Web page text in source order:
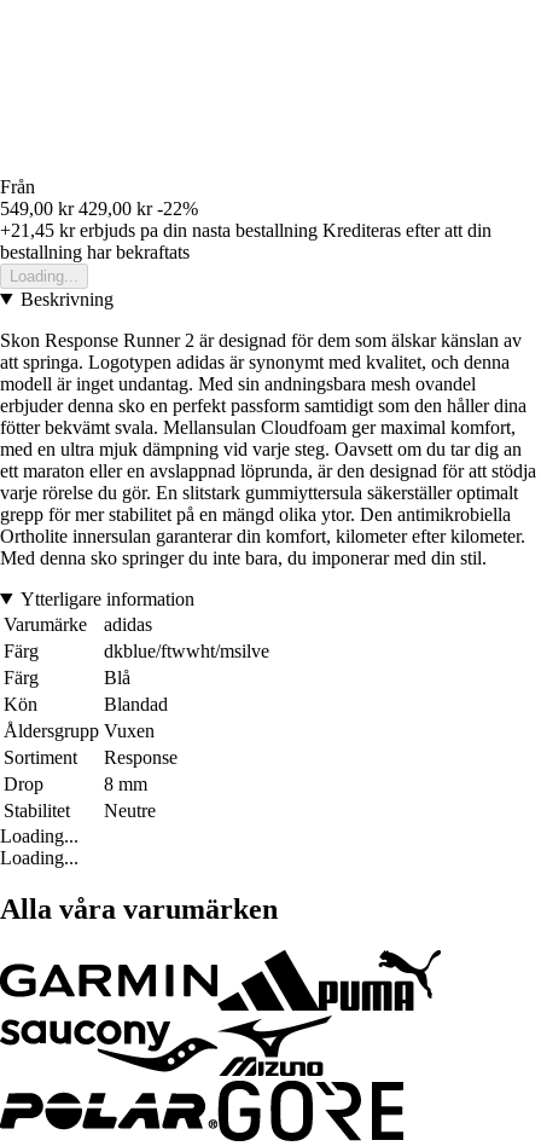
Från
549,00 kr 429,00 kr -22%
+21,45 krerbjuds pa din nasta bestallning Krediteras efter att din
bestallning har bekraftats
Loading...
Beskrivning
Skon Response Runner 2 är designad för dem som älskar känslan av
att springa. Logotypen adidas är synonymt med kvalitet, och denna
modell är inget undantag. Med sin andningsbara mesh ovandel
erbjuder denna sko en perfekt passform samtidigt som den håller dina
fötter bekvämt svala. Mellansulan Cloudfoam ger maximal komfort,
med en ultra mjuk dämpning vid varje steg. Oavsett om du tar dig an
ett maraton eller en avslappnad löprunda, är den designad för att stödja
varje rörelse du gör. En slitstark gummiyttersula säkerställer optimalt
grepp för mer stabilitet på en mängd olika ytor. Den antimikrobiella
Ortholite innersulan garanterar din komfort, kilometer efter kilometer.
Med denna sko springer du inte bara, du imponerar med din stil.
Ytterligare information
Varumärke
adidas
Färg
dkblue/ftwwht/msilve
Färg
Blå
Kön
Blandad
Åldersgrupp Vuxen
Sortiment
Response
Drop
8 mm
Stabilitet
Neutre
Loading...
Loading...
Alla våra varumärken